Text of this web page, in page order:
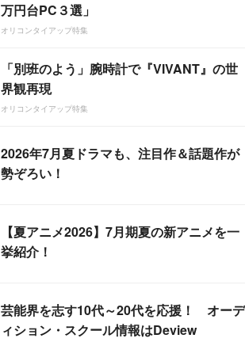
万円台PC３選」
オリコンタイアップ特集
「別班のよう」腕時計で『VIVANT』の世
界観再現
オリコンタイアップ特集
2026年7月夏ドラマも、注目作＆話題作が
勢ぞろい！
【夏アニメ2026】7月期夏の新アニメを一
挙紹介！
芸能界を志す10代～20代を応援！ オーデ
ィション・スクール情報はDeview